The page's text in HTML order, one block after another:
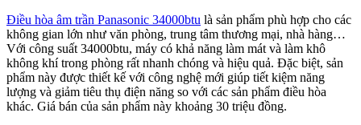
Điều hòa âm trần Panasonic 34000btu là sản phẩm phù hợp cho các
không gian lớn như văn phòng, trung tâm thương mại, nhà hàng…
Với công suất 34000btu, máy có khả năng làm mát và làm khô
không khí trong phòng rất nhanh chóng và hiệu quả. Đặc biệt, sản
phẩm này được thiết kế với công nghệ mới giúp tiết kiệm năng
lượng và giảm tiêu thụ điện năng so với các sản phẩm điều hòa
khác. Giá bán của sản phẩm này khoảng 30 triệu đồng.